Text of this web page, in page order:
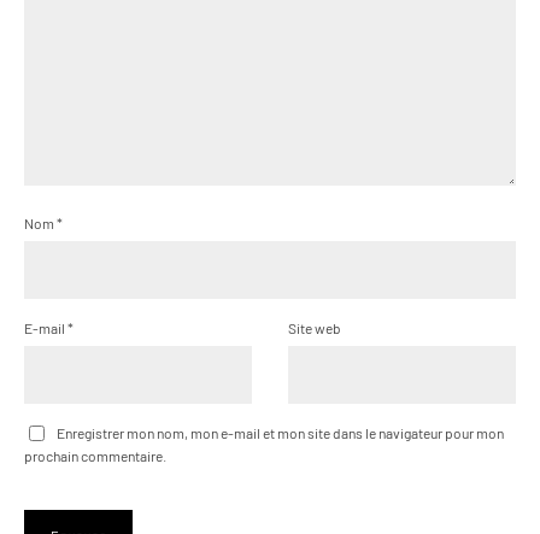
Nom *
E-mail * Site web
Enregistrer mon nom, mon e-mail et mon site dans le navigateur pour mon
prochain commentaire.